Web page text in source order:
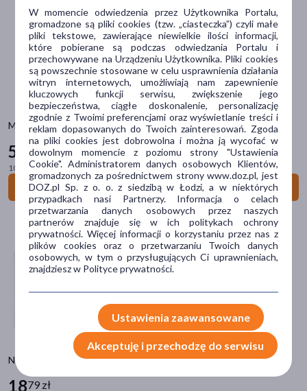
Manusan, płyn, 500 ml (nakrętka)
54 99 zł
100 ml = 11,00 zł
Do koszyka
Neosine, 500 mg, tabletki, 20 szt.
1879 zł
dla dorosłych (18)
dla seniorów(16)
dla dzieci(15)
dla młodzieży(15)
20+ (13)
pokaż więcej
Typ produktu
Lek bez recepty (15)
Wyrób medyczny
(3)
Sposób aplikacji
doustne(15)
na skórę (3)
tabletka(8)
(5)
granulki(2)
W momencie odwiedzenia przez Użytkownika Portalu,
gromadzone są pliki cookies (tzw. „ciasteczka”) czyli małe
pliki tekstowe, zawierające niewielkie ilości informacji,
które pobierane są podczas odwiedzania Portalu i
przechowywane na Urządzeniu Użytkownika. Pliki cookies
są powszechnie stosowane w celu usprawnienia działania
witryn internetowych, umożliwiają nam zapewnienie
kluczowych funkcji serwisu, zwiększenie jego
bezpieczeństwa, ciągłe doskonalenie, personalizację
zgodnie z Twoimi preferencjami oraz wyświetlanie treści i
reklam dopasowanych do Twoich zainteresowań. Zgoda
na pliki cookies jest dobrowolna i można ją wycofać w
dowolnym momencie z poziomu strony "Ustawienia
Cookie". Administratorem danych osobowych Klientów,
gromadzonych za pośrednictwem strony www.doz.pl, jest
DOZ.pl Sp. z o. o. z siedzibą w Łodzi, a w niektórych
przypadkach nasi Partnerzy. Informacja o celach
przetwarzania danych osobowych przez naszych
partnerów znajduje się w ich politykach ochrony
prywatności. Więcej informacji o korzystaniu przez nas z
plików cookies oraz o przetwarzaniu Twoich danych
osobowych, w tym o przysługujących Ci uprawnieniach,
znajdziesz w Polityce prywatności.
Ustawienia zaawansowane
Akceptuję i przechodzę do serwisu